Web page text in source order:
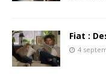
Fiat :
4